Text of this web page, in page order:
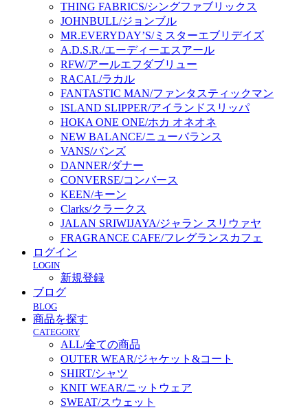
THING FABRICS/シングファブリックス
JOHNBULL/ジョンブル
MR.EVERYDAY’S/ミスターエブリデイズ
A.D.S.R./エーディーエスアール
RFW/アールエフダブリュー
RACAL/ラカル
FANTASTIC MAN/ファンタスティックマン
ISLAND SLIPPER/アイランドスリッパ
HOKA ONE ONE/ホカ オネオネ
NEW BALANCE/ニューバランス
VANS/バンズ
DANNER/ダナー
CONVERSE/コンバース
KEEN/キーン
Clarks/クラークス
JALAN SRIWIJAYA/ジャラン スリウァヤ
FRAGRANCE CAFE/フレグランスカフェ
ログイン
LOGIN
新規登録
ブログ
BLOG
商品を探す
CATEGORY
ALL/全ての商品
OUTER WEAR/ジャケット&コート
SHIRT/シャツ
KNIT WEAR/ニットウェア
SWEAT/スウェット